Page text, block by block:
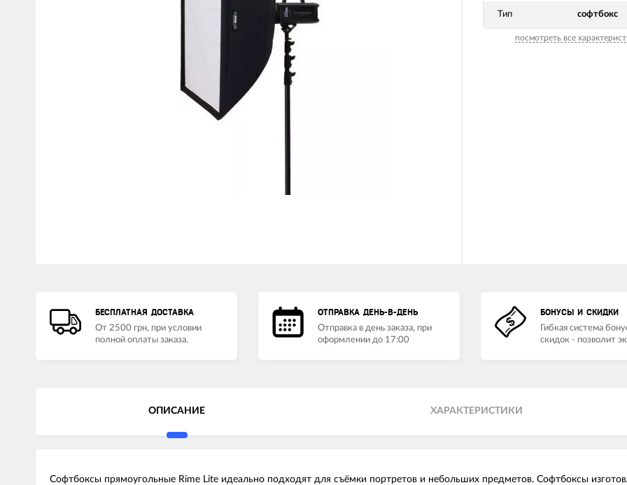
Мото сумки Wolfman для
эндуро
Тубус для инструментов
Защита рук
Тип софтбокс
посмотреть все
БЕСПЛАТНАЯ ДОСТАВКА
От 2500 грн, при условии
полной оплаты заказа.
ОТПРАВКА ДЕНЬ-В-ДЕНЬ
Отправка в день заказа, при
оформлении до 17:00
БОНУСЫ И СКИДКИ
Гибкая система
скидок - позволит
ОПИСАНИЕ ХАРАКТЕРИСТИКИ
Софтбоксы прямоугольные Rime Lite идеально подходят для съёмки портретов и небольших предметов. Софтбоксы